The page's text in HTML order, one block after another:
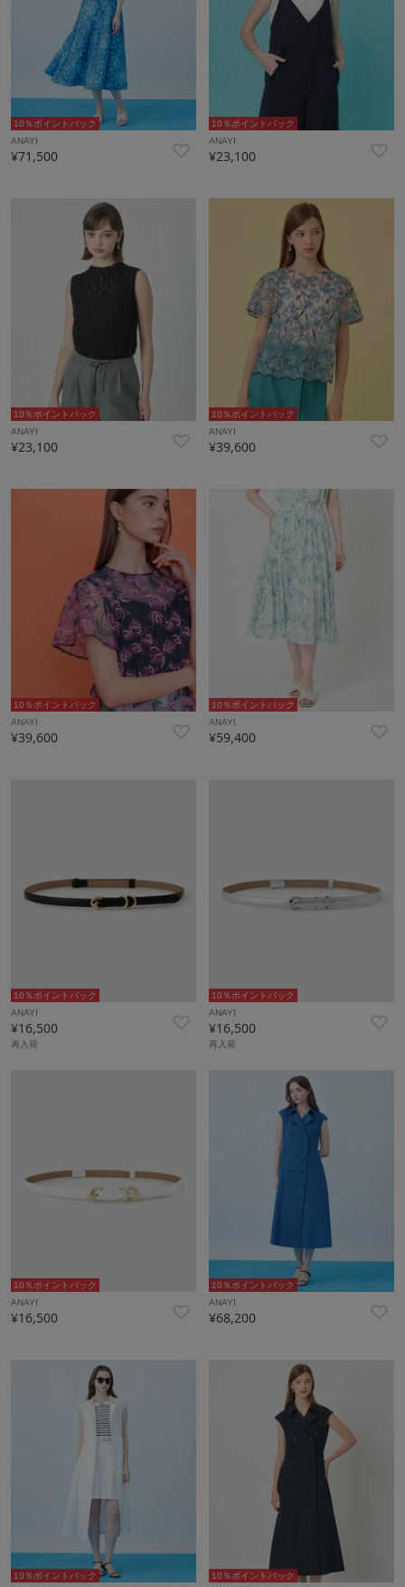
10％ポイントバック
ANAYI
¥71,500
10％ポイントバック
ANAYI
¥23,100
10％ポイントバック
ANAYI
¥23,100
10％ポイントバック
ANAYI
¥39,600
10％ポイントバック
ANAYI
¥39,600
10％ポイントバック
ANAYI
¥59,400
10％ポイントバック
ANAYI
¥16,500
再入荷
10％ポイントバック
ANAYI
¥16,500
再入荷
10％ポイントバック
ANAYI
¥16,500
10％ポイントバック
ANAYI
¥68,200
10％ポイントバック
10％ポイントバック